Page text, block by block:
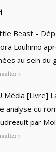
Beast –
Louhimo
au sein du
»
Média [Livre]
analyse du
par
»